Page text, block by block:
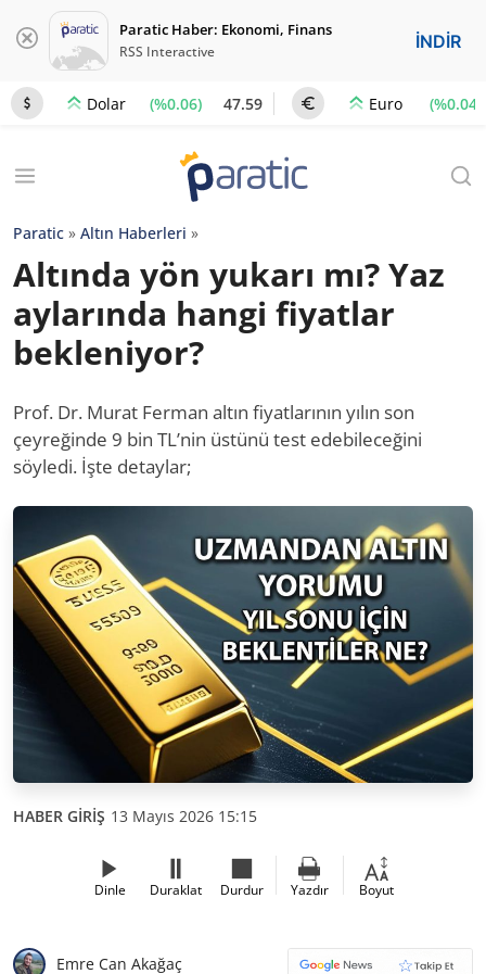
Paratic Haber: Ekonomi, Finans
RSS Interactive İNDİR
Dolar (%0.06) 47.59 Euro (%0.04)
Paratic » Altın Haberleri »
Altında yön yukarı mı? Yaz
aylarında hangi fiyatlar
bekleniyor?
Prof. Dr. Murat Ferman altın fiyatlarının yılın son
çeyreğinde 9 bin TL’nin üstünü test edebileceğini
söyledi. İşte detaylar;
HABER GİRİŞ 13 Mayıs 2026 15:15
Dinle Duraklat Durdur Yazdır Boyut
Emre Can Akağaç